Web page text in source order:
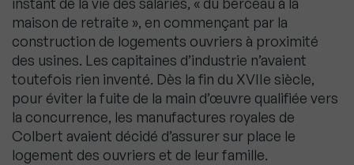
maison de retraite », en commençant par la
construction de logements ouvriers à proximité
des usines. Les capitaines d’industrie n’avaient
toutefois rien inventé. Dès la fin du XVIIe siècle,
pour éviter la fuite de la main d’œuvre qualifiée vers
la concurrence, les manufactures royales de
Colbert avaient décidé d’assurer sur place le
logement des ouvriers et de leur famille.